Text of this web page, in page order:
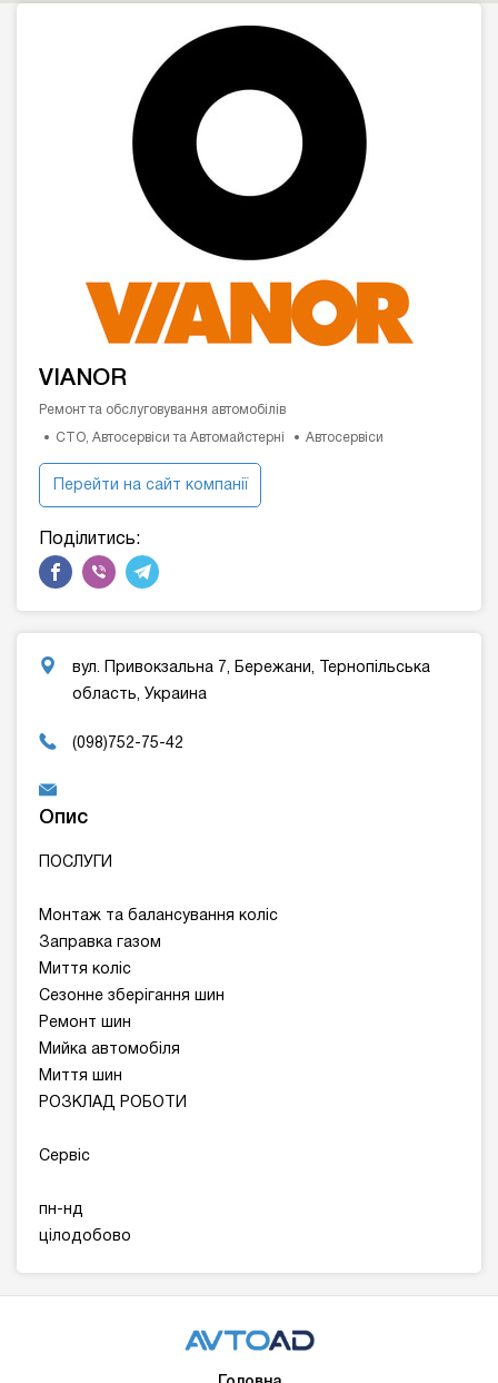
VIANOR
Ремонт та обслуговування автомобілів
СТО, Автосервіси та Автомайстерні Автосервіси
Перейти на сайт компанії
Поділитись:
вул. Привокзальна 7, Бережани, Тернопільська
область, Украина
(098)752-75-42
Опис
ПОСЛУГИ
Монтаж та балансування коліс
Заправка газом
Миття коліс
Сезонне зберігання шин
Ремонт шин
Мийка автомобіля
Миття шин
РОЗКЛАД РОБОТИ
Сервіс
пн-нд
цілодобово